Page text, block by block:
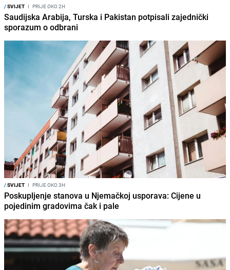
/SVIJET I PRIJE OKO 2H
Saudijska Arabija, Turska i Pakistan potpisali zajednički
sporazum o odbrani
/SVIJET I PRIJE OKO 3H
Poskupljenje stanova u Njemačkoj usporava: Cijene u
pojedinim gradovima čak i pale